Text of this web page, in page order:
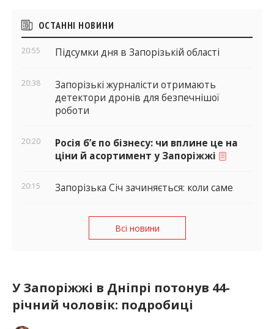
Бічні
віджети
ОСТАННІ НОВИНИ
20:55 Підсумки дня в Запорізькій області
20:38
Запорізькі журналісти отримають
детектори дронів для безпечнішої
роботи
20:20
Росія б’є по бізнесу: чи вплине це на
ціни й асортимент у Запоріжжі
20:15 Запорізька Січ зачиняється: коли саме
Всі новини
У Запоріжжі в Дніпрі потонув 44-
річний чоловік: подробиці